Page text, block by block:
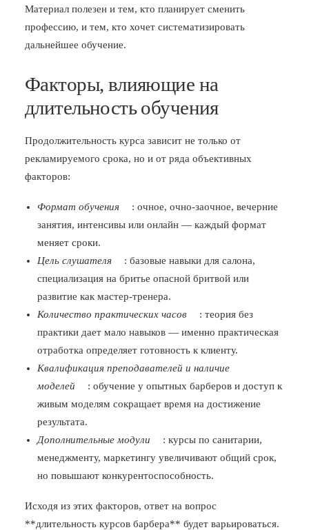
Материал полезен и тем, кто планирует сменить
профессию, и тем, кто хочет систематизировать
дальнейшее обучение.
Факторы, влияющие на
длительность обучения
Продолжительность курса зависит не только от
рекламируемого срока, но и от ряда объективных
факторов:
Формат обучения
: очное, очно-заочное, вечерние
занятия, интенсивы или онлайн — каждый формат
меняет сроки.
Цель слушателя
: базовые навыки для салона,
специализация на бритье опасной бритвой или
развитие как мастер‑тренера.
Количество практических часов
: теория без
практики дает мало навыков — именно практическая
отработка определяет готовность к клиенту.
Квалификация преподавателей и наличие
моделей
: обучение у опытных барберов и доступ к
живым моделям сокращает время на достижение
результата.
Дополнительные модули
: курсы по санитарии,
менеджменту, маркетингу увеличивают общий срок,
но повышают конкурентоспособность.
Исходя из этих факторов, ответ на вопрос
**длительность курсов барбера** будет варьироваться.